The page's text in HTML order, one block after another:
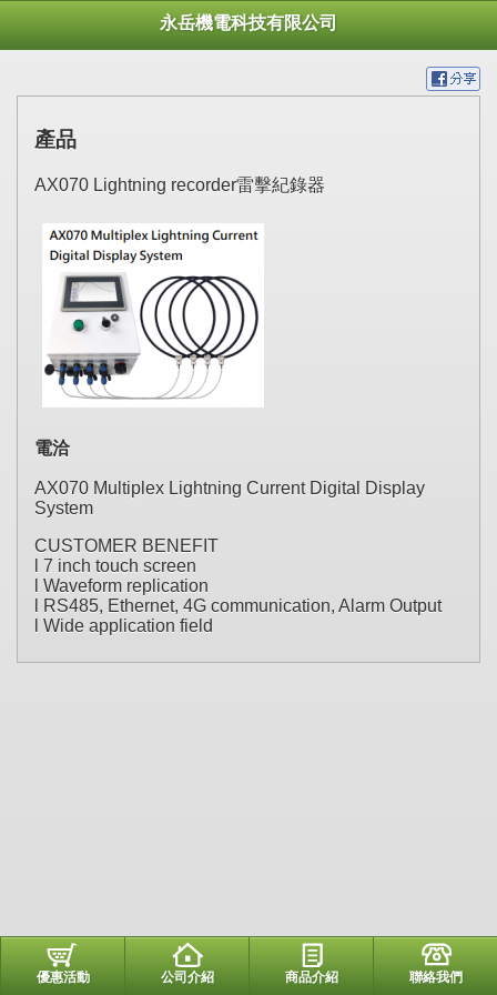
永岳機電科技有限公司
產品
AX070 Lightning recorder雷擊紀錄器
電洽
AX070 Multiplex Lightning Current Digital Display
System
CUSTOMER BENEFIT
l 7 inch touch screen
l Waveform replication
l RS485, Ethernet, 4G communication, Alarm Output
l Wide application field
優惠活動 公司介紹 商品介紹 聯絡我們